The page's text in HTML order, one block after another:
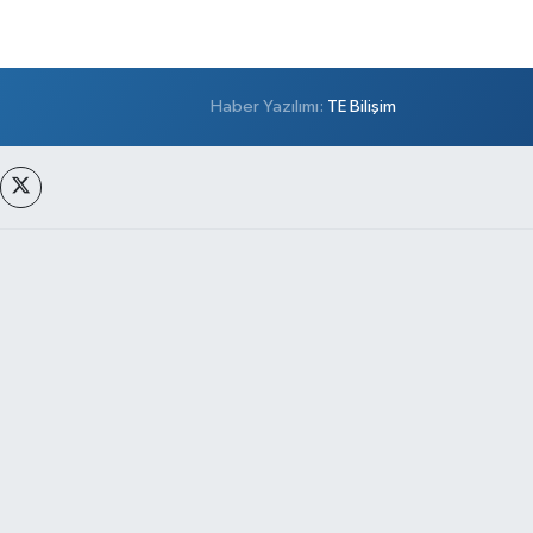
Haber Yazılımı: TE Bilişim